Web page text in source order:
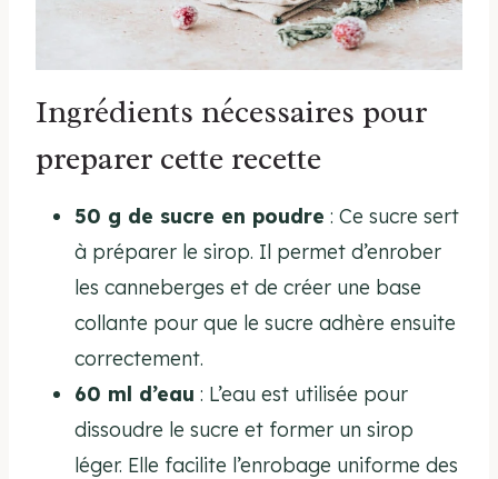
Ingrédients nécessaires pour
preparer cette recette
50 g de sucre en poudre : Ce sucre sert
à préparer le sirop. Il permet d’enrober
les canneberges et de créer une base
collante pour que le sucre adhère ensuite
correctement.
60 ml d’eau : L’eau est utilisée pour
dissoudre le sucre et former un sirop
léger. Elle facilite l’enrobage uniforme des